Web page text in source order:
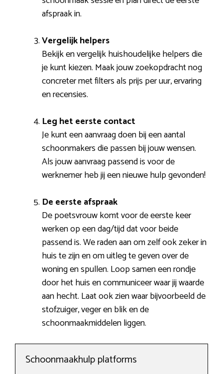
afspraak in.
Vergelijk helpers
Bekijk en vergelijk huishoudelijke helpers die
je kunt kiezen. Maak jouw zoekopdracht nog
concreter met filters als prijs per uur, ervaring
en recensies.
Leg het eerste contact
Je kunt een aanvraag doen bij een aantal
schoonmakers die passen bij jouw wensen.
Als jouw aanvraag passend is voor de
werknemer heb jij een nieuwe hulp gevonden!
De eerste afspraak
De poetsvrouw komt voor de eerste keer
werken op een dag/tijd dat voor beide
passend is. We raden aan om zelf ook zeker in
huis te zijn en om uitleg te geven over de
woning en spullen. Loop samen een rondje
door het huis en communiceer waar jij waarde
aan hecht. Laat ook zien waar bijvoorbeeld de
stofzuiger, veger en blik en de
schoonmaakmiddelen liggen.
Schoonmaakhulp platforms